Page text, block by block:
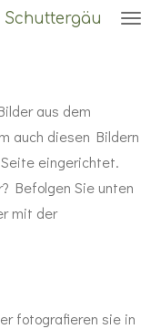
aus dem
auch diesen Bildern
eingerichtet.
Befolgen Sie unten
mit der
fotografieren sie in